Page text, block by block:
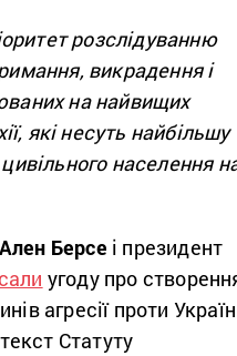
розслідуванню
викрадення і
на найвищих
які несуть найбільшу
населення
Ален Берсе і президент
угоду про
агресії проти
Статуту